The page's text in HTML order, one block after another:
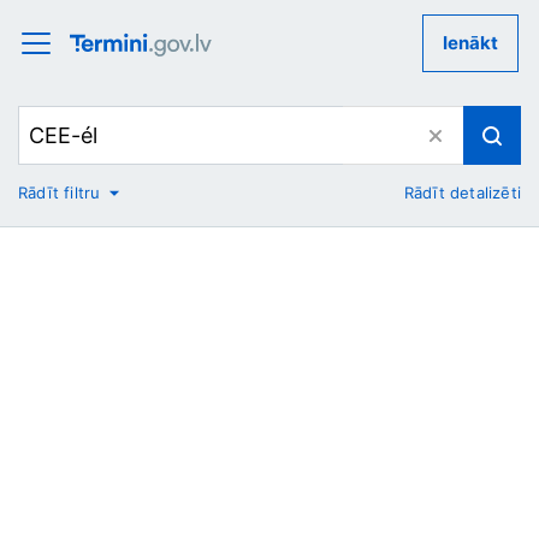
Ienākt
No
Rādīt filtru Rādīt detalizēti